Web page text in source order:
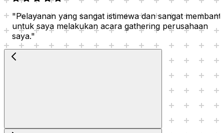
"Pelayanan yang sangat istimewa dan sangat membantu
untuk saya melakukan acara gathering perusahaan
saya."